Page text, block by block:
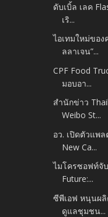
ดับเบิ้ล เลค
เริ...
ไอเทมใหม่ขอ
ลลาเจน”...
CPF Food
มอบอา...
สำนักข่าว
Weibo St...
อว. เปิดตัวแพ
New Ca...
ไมโครซอฟท์จับ
Future:...
ซีพีเอฟ หนุนผ
ดูแลชุมชน...